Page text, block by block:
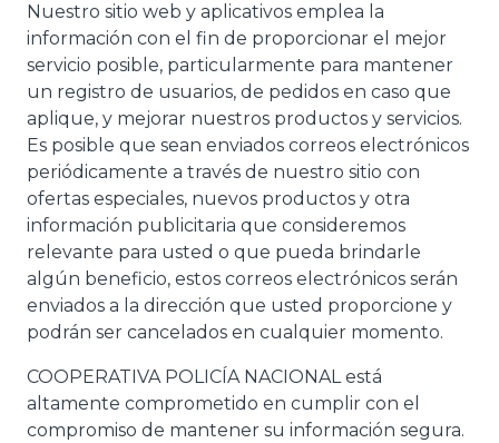
Nuestro sitio web y aplicativos emplea la
información con el fin de proporcionar el mejor
servicio posible, particularmente para mantener
un registro de usuarios, de pedidos en caso que
aplique, y mejorar nuestros productos y servicios.
Es posible que sean enviados correos electrónicos
periódicamente a través de nuestro sitio con
ofertas especiales, nuevos productos y otra
información publicitaria que consideremos
relevante para usted o que pueda brindarle
algún beneficio, estos correos electrónicos serán
enviados a la dirección que usted proporcione y
podrán ser cancelados en cualquier momento.
COOPERATIVA POLICÍA NACIONAL está
altamente comprometido en cumplir con el
compromiso de mantener su información segura.